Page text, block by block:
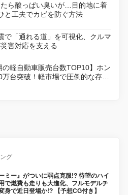
ら酸っぱい臭いが…目的地に着
と工夫でカビを防ぐ方法
で「通れる道」を可視化、クルマ
害対応を支える
の軽自動車販売台数TOP10】ホン
台突破！軽市場で圧倒的な存在
グ
ミー』がついに弱点克服!? 待望のハイ
で燃費も走りも大進化、フルモデルチ
身で近日登場か!? 【予想CG付き】